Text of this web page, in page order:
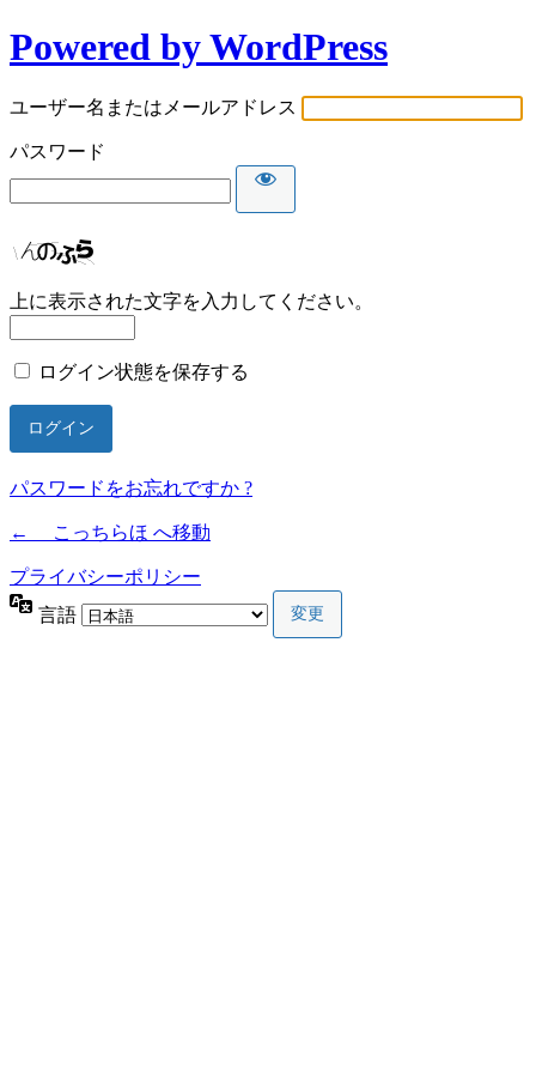
Powered by WordPress
ユーザー名またはメールアドレス
パスワード
上に表示された文字を入力してください。
ログイン状態を保存する
パスワードをお忘れですか ?
← こっちらほ へ移動
プライバシーポリシー
言語